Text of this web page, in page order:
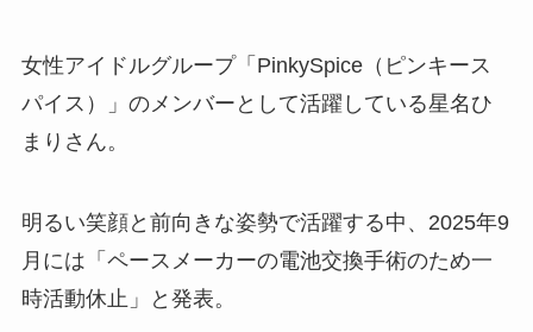
女性アイドルグループ「PinkySpice（ピンキース
パイス）」のメンバーとして活躍している星名ひ
まりさん。
明るい笑顔と前向きな姿勢で活躍する中、2025年9
月には「ペースメーカーの電池交換手術のため一
時活動休止」と発表。